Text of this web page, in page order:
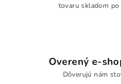
tovaru skladom
Overený e-
Dôverujú nám